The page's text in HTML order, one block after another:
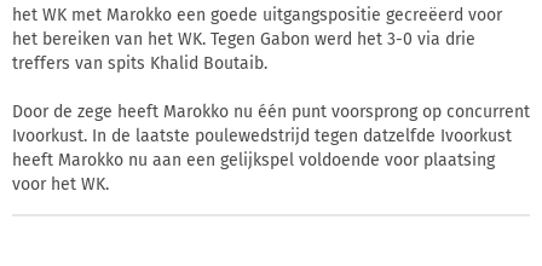
het WK met Marokko een goede uitgangspositie gecreëerd voor
het bereiken van het WK. Tegen Gabon werd het 3-0 via drie
treffers van spits Khalid Boutaib.
Door de zege heeft Marokko nu één punt voorsprong op concurrent
Ivoorkust. In de laatste poulewedstrijd tegen datzelfde Ivoorkust
heeft Marokko nu aan een gelijkspel voldoende voor plaatsing
voor het WK.